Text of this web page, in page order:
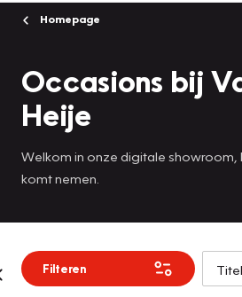
Homepage
Occasions bij
Heije
Welkom in onze digitale showroom,
komt nemen.
Filteren